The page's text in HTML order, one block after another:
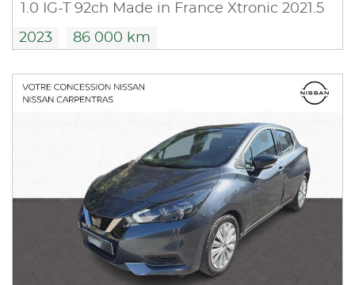
1.0 IG-T 92ch Made in France Xtronic 2021.5
2023 86 000 km